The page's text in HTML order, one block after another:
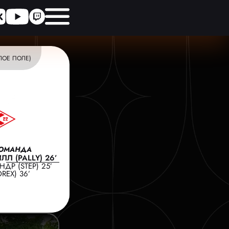
ПОЛЕ)
(PALLY) 26’
(STEP) 25’
36’